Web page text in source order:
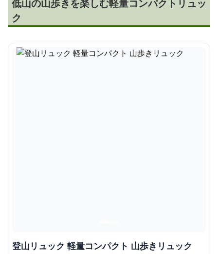
低山の山歩きを楽しむ軽量コンパクトリュッ
ク
登山リュック 軽量コンパクト 山歩きリュック